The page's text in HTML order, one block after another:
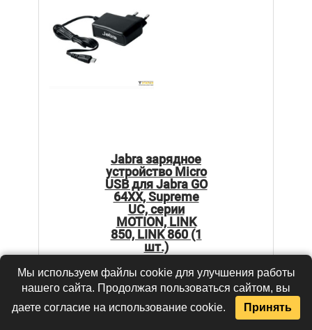
Jabra зарядное
устройство Micro
USB для Jabra GO
64XX, Supreme
UC, серии
MOTION, LINK
850, LINK 860 (1
шт.)
Цена:по запросу
Мы используем файлы cookie для улучшения работы
нашего сайта. Продолжая пользоваться сайтом, вы
даете согласие на использование cookie.
Принять